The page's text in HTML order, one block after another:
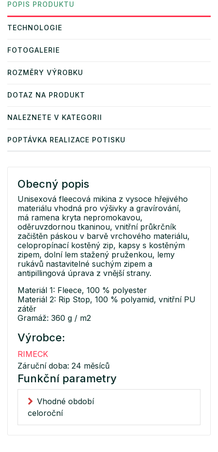
POPIS PRODUKTU
TECHNOLOGIE
FOTOGALERIE
ROZMĚRY VÝROBKU
DOTAZ NA PRODUKT
NALEZNETE V KATEGORII
POPTÁVKA REALIZACE POTISKU
Obecný popis
Unisexová fleecová mikina z vysoce hřejivého
materiálu vhodná pro výšivky a gravírování,
má ramena kryta nepromokavou,
oděruvzdornou tkaninou, vnitřní průkrčník
začištěn páskou v barvě vrchového materiálu,
celopropínací kostěný zip, kapsy s kostěným
zipem, dolní lem stažený pruženkou, lemy
rukávů nastavitelné suchým zipem a
antipillingová úprava z vnější strany.
Materiál 1: Fleece, 100 % polyester
Materiál 2: Rip Stop, 100 % polyamid, vnitřní PU
zátěr
Gramáž: 360 g / m2
Výrobce:
RIMECK
Záruční doba: 24 měsíců
Funkční parametry
Vhodné období
celoroční